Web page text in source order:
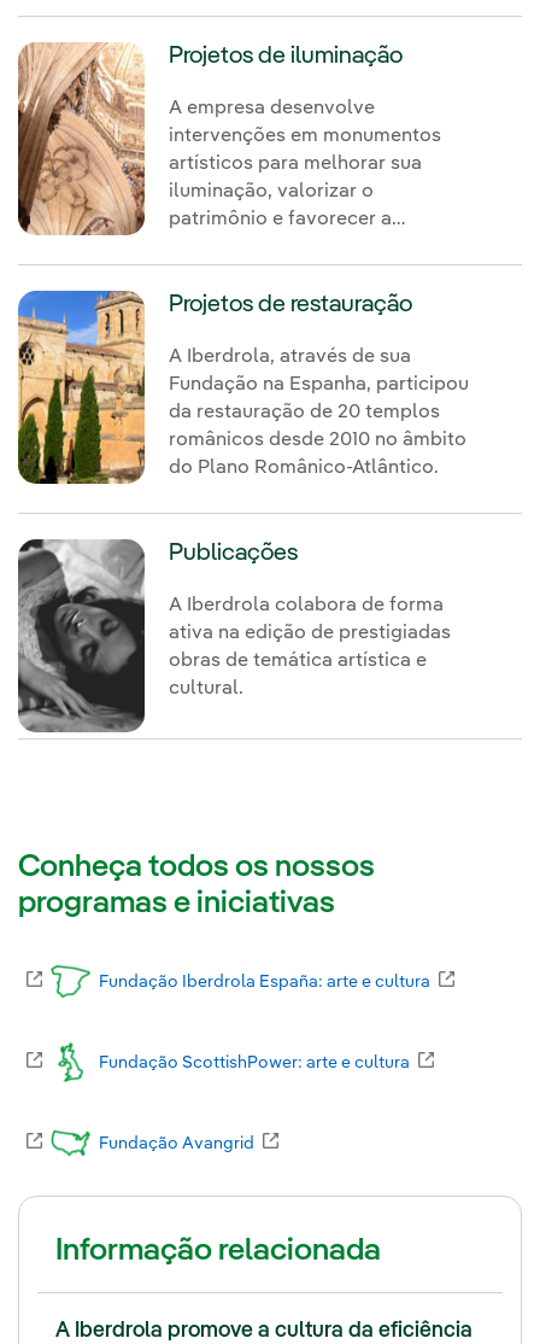
Projetos de iluminação
A empresa desenvolve
intervenções em monumentos
artísticos para melhorar sua
iluminação, valorizar o
patrimônio e favorecer a
Projetos de restauração
A Iberdrola, através de sua
Fundação na Espanha, participou
da restauração de 20 templos
românicos desde 2010 no âmbito
do Plano Românico-Atlântico.
Publicações
A Iberdrola colabora de forma
ativa na edição de prestigiadas
obras de temática artística e
cultural.
Conheça todos os nossos
programas e iniciativas
Link externo, abra em uma nova aba.
Fundação Iberdrola España: arte e cultura
Link externo, abra em uma nova aba.
Fundação ScottishPower: arte e cultura
Link externo, abra em uma nova aba.
Fundação Avangrid
Informação relacionada
A Iberdrola promove a cultura da eficiência